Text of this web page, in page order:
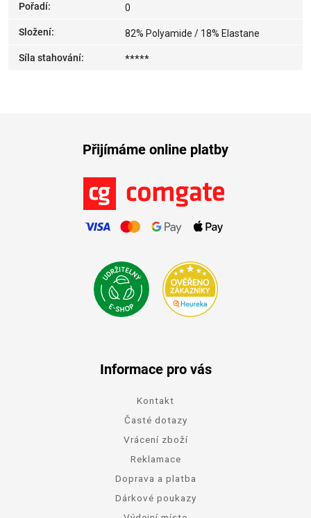
Pořadí: 0
Složení: 82% Polyamide / 18% Elastane
Síla stahování: *****
Přijímáme online platby
Informace pro vás
Kontakt
Časté dotazy
Vrácení zboží
Reklamace
Doprava a platba
Dárkové poukazy